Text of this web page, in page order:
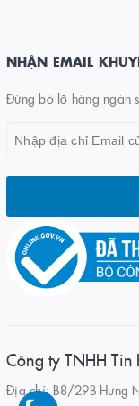
NHẬN EMAIL
Đừng bỏ lỡ hàng ngàn
Công ty TNHH Tin
Địa chỉ: B8/29B Hưng